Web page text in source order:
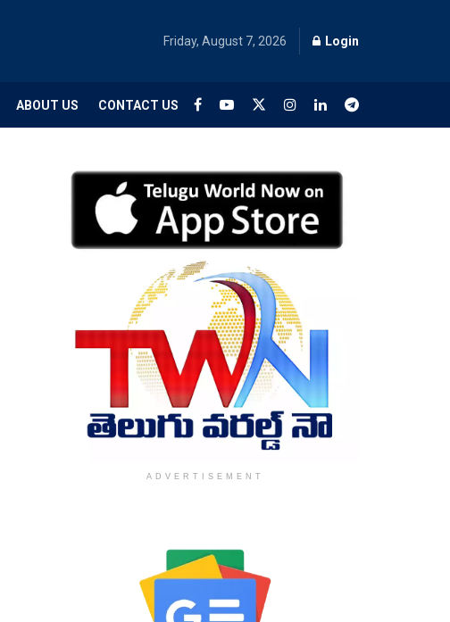
Friday, August 7, 2026 Login
ABOUT US CONTACT US
ADVERTISEMENT